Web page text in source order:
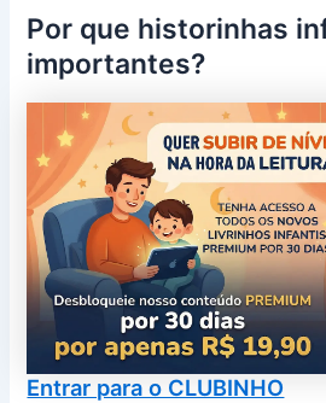
Por que historinhas
importantes?
Entrar para o CLUBINHO